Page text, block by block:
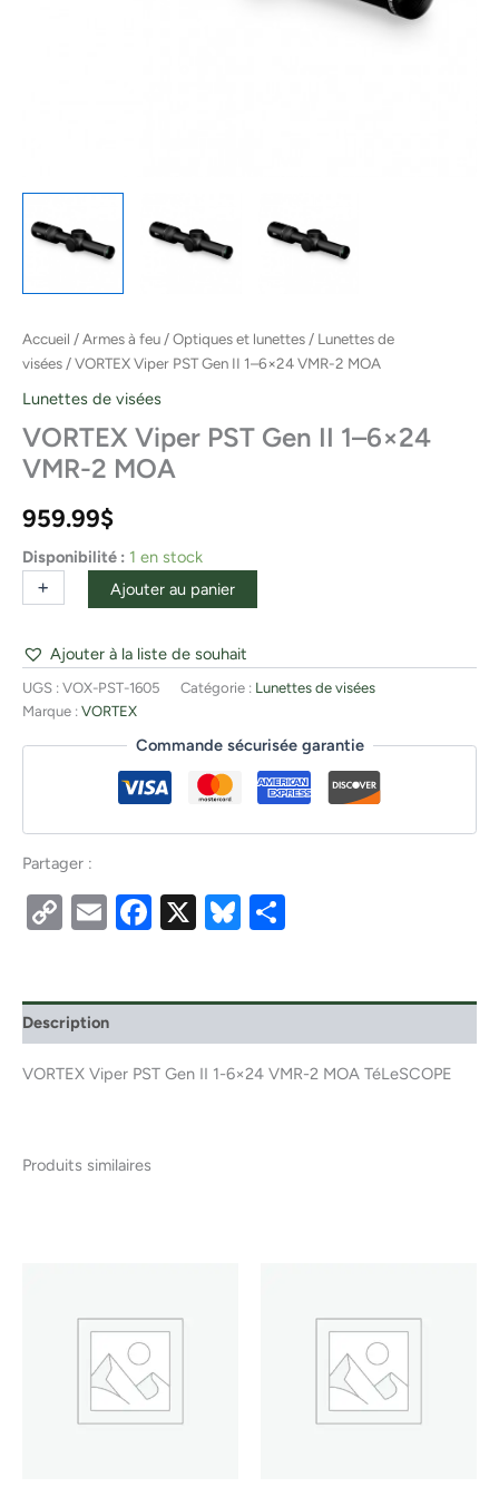
Accueil /Armes à feu/Optiques et lunettes/ Lunettes de
visées/ VORTEX Viper PST Gen II 1–6×24 VMR-2 MOA
Lunettes de visées
VORTEX Viper PST Gen II 1–6×24
VMR-2 MOA
959.99$
Disponibilité : 1 en stock
-
+ Ajouter au panier
Ajouter à la liste de souhait
UGS : VOX-PST-1605 Catégorie : Lunettes de visées
Marque : VORTEX
Commande sécurisée garantie
Partager :
CopyEmailFacebook
X Bluesky
Description
VORTEX Viper PST Gen II 1-6×24 VMR-2 MOA TéLeSCOPE
Produits similaires